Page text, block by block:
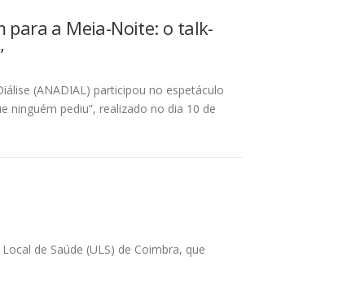
para a Meia-Noite: o talk-
(ANADIAL) participou no espetáculo
ninguém pediu”, realizado no dia 10 de
de Saúde (ULS) de Coimbra, que